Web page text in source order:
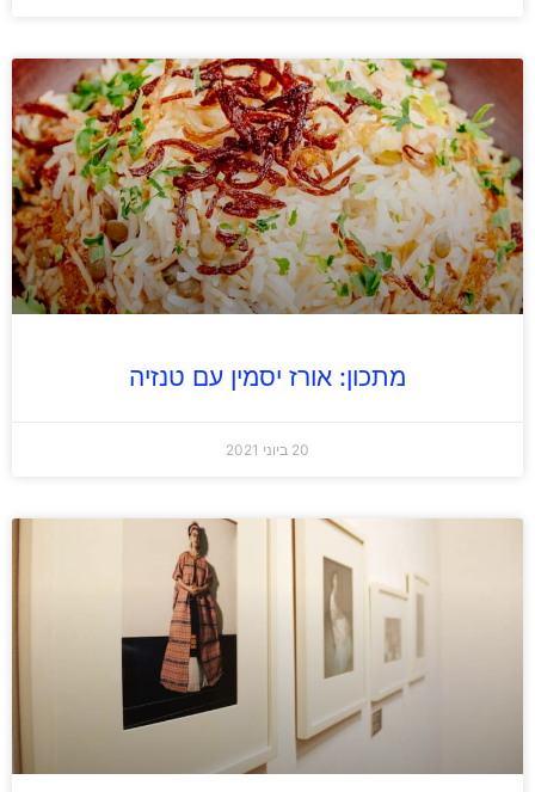
מתכון: אורז יסמין עם טנזיה
20 ביוני 2021